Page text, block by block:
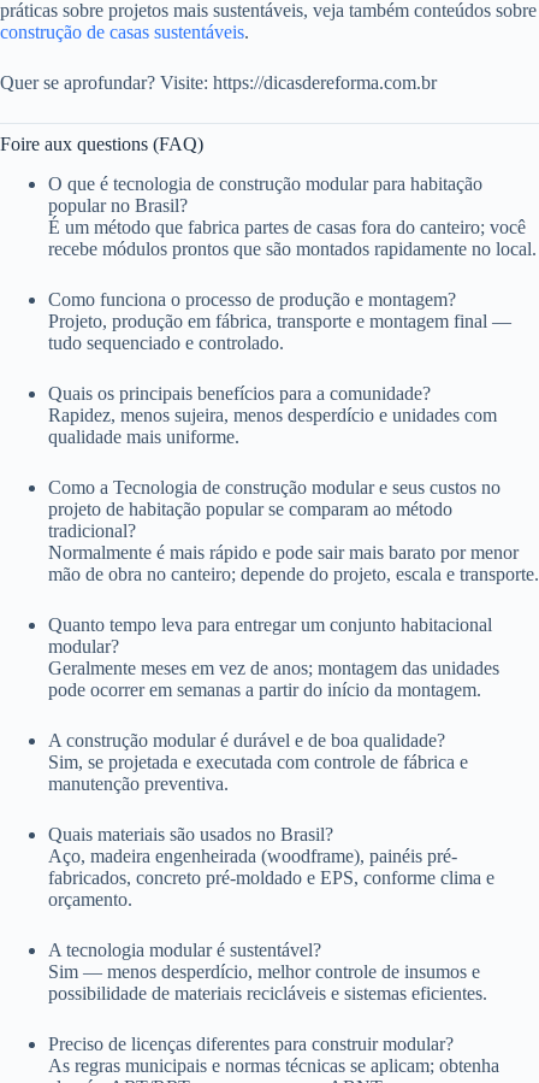
práticas sobre projetos mais sustentáveis, veja também conteúdos sobre
construção de casas sustentáveis.
Quer se aprofundar? Visite: https://dicasdereforma.com.br
Foire aux questions (FAQ)
O que é tecnologia de construção modular para habitação
popular no Brasil?
É um método que fabrica partes de casas fora do canteiro; você
recebe módulos prontos que são montados rapidamente no local.
Como funciona o processo de produção e montagem?
Projeto, produção em fábrica, transporte e montagem final —
tudo sequenciado e controlado.
Quais os principais benefícios para a comunidade?
Rapidez, menos sujeira, menos desperdício e unidades com
qualidade mais uniforme.
Como a Tecnologia de construção modular e seus custos no
projeto de habitação popular se comparam ao método
tradicional?
Normalmente é mais rápido e pode sair mais barato por menor
mão de obra no canteiro; depende do projeto, escala e transporte.
Quanto tempo leva para entregar um conjunto habitacional
modular?
Geralmente meses em vez de anos; montagem das unidades
pode ocorrer em semanas a partir do início da montagem.
A construção modular é durável e de boa qualidade?
Sim, se projetada e executada com controle de fábrica e
manutenção preventiva.
Quais materiais são usados no Brasil?
Aço, madeira engenheirada (woodframe), painéis pré-
fabricados, concreto pré-moldado e EPS, conforme clima e
orçamento.
A tecnologia modular é sustentável?
Sim — menos desperdício, melhor controle de insumos e
possibilidade de materiais recicláveis e sistemas eficientes.
Preciso de licenças diferentes para construir modular?
As regras municipais e normas técnicas se aplicam; obtenha